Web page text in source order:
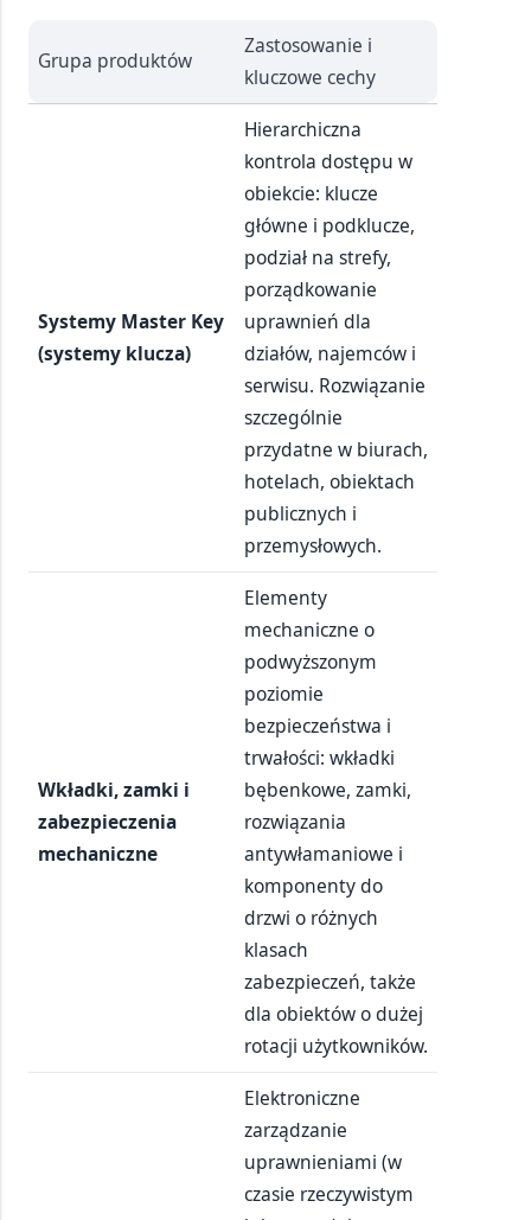
Grupa produktów
Zastosowanie i
kluczowe cechy
Systemy Master Key
(systemy klucza)
Hierarchiczna
kontrola dostępu w
obiekcie: klucze
główne i podklucze,
podział na strefy,
porządkowanie
uprawnień dla
działów, najemców i
serwisu. Rozwiązanie
szczególnie
przydatne w biurach,
hotelach, obiektach
publicznych i
przemysłowych.
Wkładki, zamki i
zabezpieczenia
mechaniczne
Elementy
mechaniczne o
podwyższonym
poziomie
bezpieczeństwa i
trwałości: wkładki
bębenkowe, zamki,
rozwiązania
antywłamaniowe i
komponenty do
drzwi o różnych
klasach
zabezpieczeń, także
dla obiektów o dużej
rotacji użytkowników.
Elektroniczne
zarządzanie
uprawnieniami (w
czasie rzeczywistym